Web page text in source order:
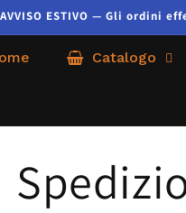
AVVISO ESTIVO — Gli ordini
Catalogo